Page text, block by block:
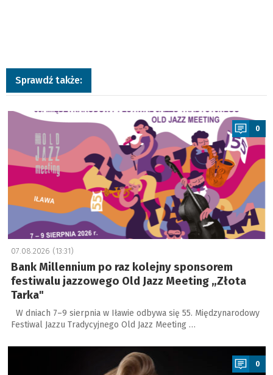
Sprawdź także:
a
0
07.08.2026 (13:31)
Bank Millennium po raz kolejny sponsorem
festiwalu jazzowego Old Jazz Meeting „Złota
Tarka"
W dniach 7–9 sierpnia w Iławie odbywa się 55. Międzynarodowy
Festiwal Jazzu Tradycyjnego Old Jazz Meeting …
a
0